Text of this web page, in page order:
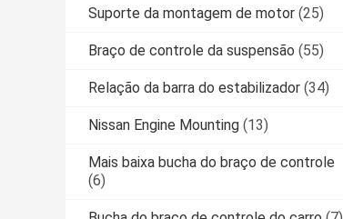
Suporte da montagem de motor (25)
Braço de controle da suspensão (55)
Relação da barra do estabilizador (34)
Nissan Engine Mounting (13)
Mais baixa bucha do braço de controle
(6)